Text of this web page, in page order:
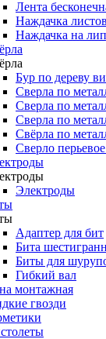
Лента
Наждачка
Наждачка на
Бур по дереву
Сверла по
Сверла по
Сверла по
Свёрла по
Сверло
Электроды
Адаптер для бит
Бита
Биты для
Гибкий вал
монтажная
гвозди